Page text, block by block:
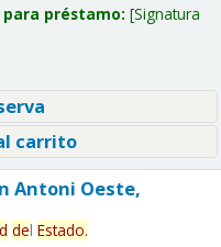
préstamo: Signatura
carrito
Antoni Oeste,
del Estado.